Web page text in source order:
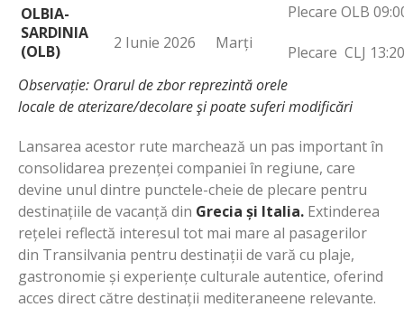
OLBIA-
SARDINIA
(OLB)
2 Iunie 2026 Marți
Plecare OLB
Plecare CLJ 13:20
Observație: Oraruldezborreprezintă orele
localedeaterizare/decolare şi poate suferi modificări
Lansarea acestor rute marchează un pas important în
consolidarea prezenței companiei în regiune, care
devine unul dintre punctele-cheie de plecare pentru
destinațiile de vacanță din Grecia și Italia. Extinderea
rețelei reflectă interesul tot mai mare al pasagerilor
din Transilvania pentru destinații de vară cu plaje,
gastronomie și experiențe culturale autentice, oferind
acces direct către destinații mediteraneene relevante.